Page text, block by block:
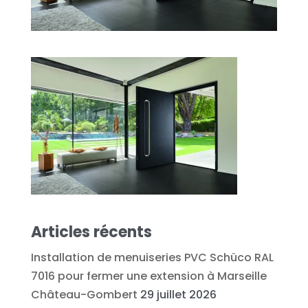
Articles récents
Installation de menuiseries PVC Schüco RAL
7016 pour fermer une extension à Marseille
Château-Gombert 29 juillet 2026